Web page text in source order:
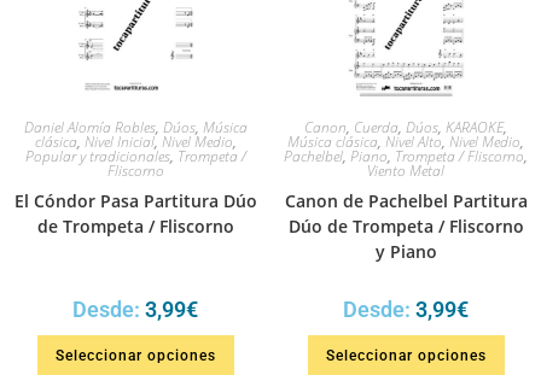
Daniel Alomía Robles, Dúos, Música
clásica, Nivel Inicial, Nivel Medio,
Popular y tradicionales, Trompeta /
Fliscorno
El Cóndor Pasa Partitura Dúo
de Trompeta / Fliscorno
Desde: 3,99€
Seleccionar opciones
Canon, Cuerda, Dúos, KARAOKE,
Música clásica, Nivel Alto, Nivel Medio,
Pachelbel, Piano, Trompeta / Fliscorno,
Viento Metal
Canon de Pachelbel Partitura
Dúo de Trompeta / Fliscorno
y Piano
Desde: 3,99€
Seleccionar opciones